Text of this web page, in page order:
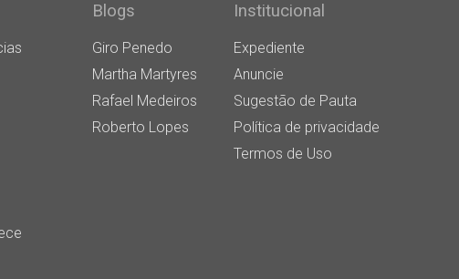
Blogs
Giro Penedo
Martha Martyres
Rafael Medeiros
Roberto Lopes
Institucional
Expediente
Anuncie
Sugestão de Pauta
Política de privacidade
Termos de Uso